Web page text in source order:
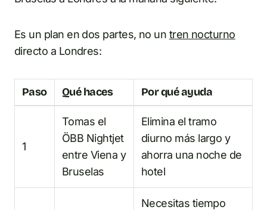
Es un plan en dos partes, no un tren nocturno
directo a Londres:
Paso Qué haces Por qué ayuda
1
Tomas el
ÖBB Nightjet
entre Viena y
Bruselas
Elimina el tramo
diurno más largo y
ahorra una noche de
hotel
Necesitas tiempo